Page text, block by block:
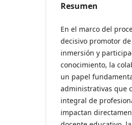
Resumen
En el marco del
decisivo promotor
inmersión y
conocimiento, la
un papel
administrativas que
integral de
impactan